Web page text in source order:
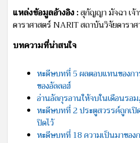
แหล่งข้อมูลอ้างอิง :สุกัญญา มัจฉา เจ้
ดาราศาสตร์ NARIT สถาบันวิจัยดารา
บทความที่น่าสนใจ
หะดีษบทที่ 5 ผลตอบแทนของก
ของอัลลอฮ์
อ่านอัลกุรอานให้จบในเดือนรอ
หะดีษบทที่ 2 ประตูสวรรค์ถูกเ
ปิดไว้
หะดีษบทที่ 18 ความเป็นมาของ